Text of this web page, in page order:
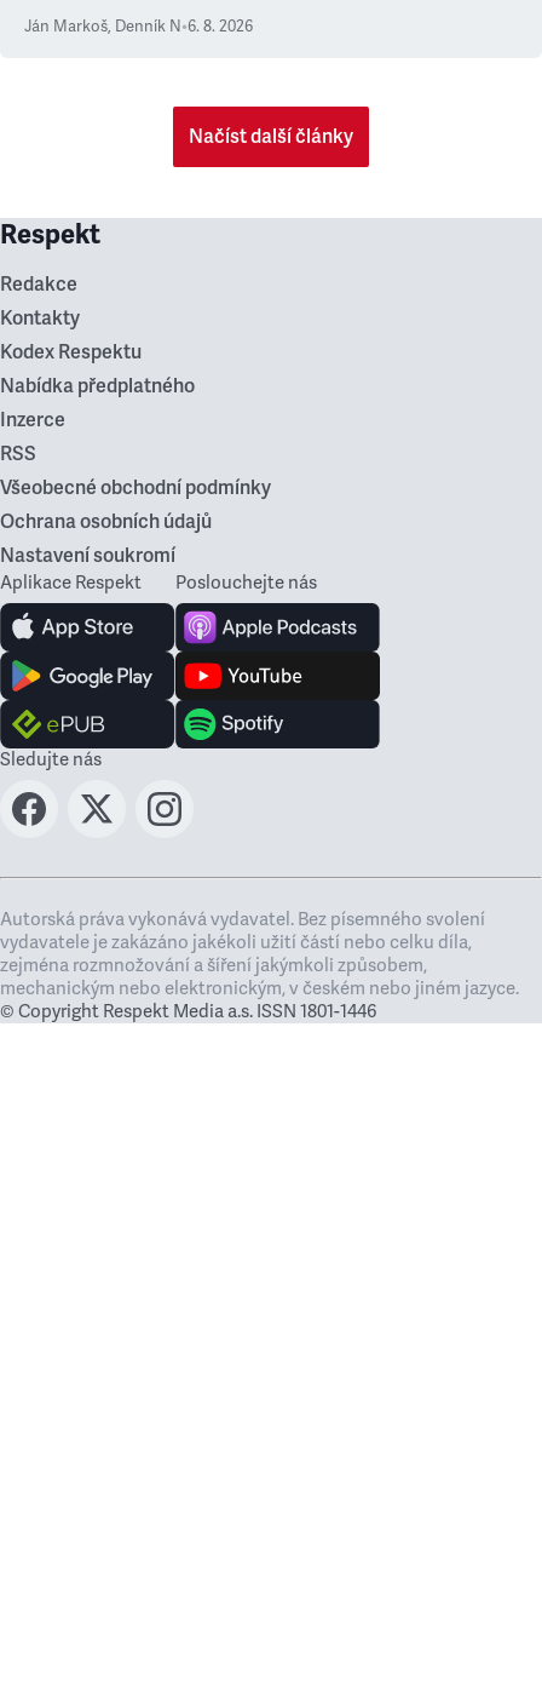
Ján Markoš, Denník N•6. 8. 2026
Načíst další články
Respekt
Redakce
Kontakty
Kodex Respektu
Nabídka předplatného
Inzerce
RSS
Všeobecné obchodní podmínky
Ochrana osobních údajů
Nastavení soukromí
Aplikace Respekt Poslouchejte nás
Sledujte nás
Autorská práva vykonává vydavatel. Bez písemného svolení
vydavatele je zakázáno jakékoli užití částí nebo celku díla,
zejména rozmnožování a šíření jakýmkoli způsobem,
mechanickým nebo elektronickým, v českém nebo jiném jazyce.
© Copyright Respekt Media a.s. ISSN 1801-1446